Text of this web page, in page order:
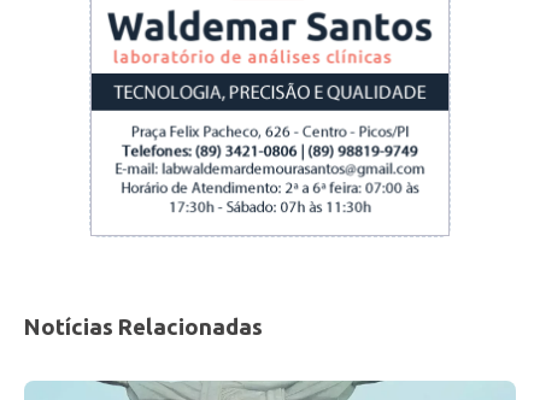
disponibiliza o número(86) 3142-5856
para
denúncias, que são encaminhadas à Secretaria
de Segurança Pública do Estado. A Ordem
também informou que está promovendo
ações de conscientização e articulação com
órgãos de segurançapara combater esse tipo
de golpe em todo o Piauí.
Notícias Relacionadas